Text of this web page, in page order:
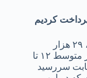
رئیس جمهور ادامه داد: فقط در ۲۰ روز گذشته، ۲۹ هزار
میلیارد تومان پرداخت کردیم. در هر ماه به طور متوسط ۱۲ تا
بابت سررسید